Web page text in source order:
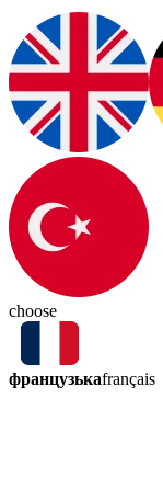
choose
французькаfrançais